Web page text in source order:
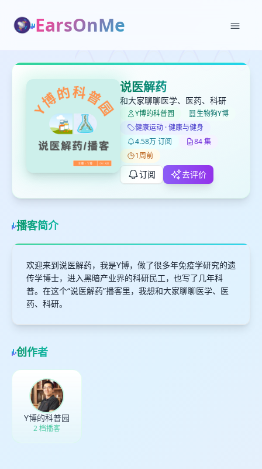
EarsOnMe
说医解药
和大家聊聊医学、医药、科研
Y博的科普园
生物狗Y博
健康运动 · 健康与健身
4.58万 订阅
84 集
1周前
订阅 去评价
播客简介
欢迎来到说医解药，我是Y博，做了很多年免疫学研究的遗
传学博士，进入黑暗产业界的科研民工，也写了几年科
普。在这个“说医解药”播客里，我想和大家聊聊医学、医
药、科研。
创作者
Y博的科普园
2 档播客
✕
打分
键盘下留人
✕
删除确认 ✕
加入播单